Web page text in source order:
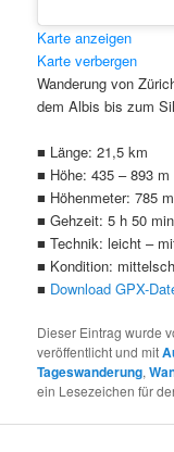
Karte anzeigen
Karte verbergen
Wanderung von
dem Albis bis zum
■ Länge: 21,5 km
■ Höhe: 435 – 893 m
■ Höhenmeter: 785 m
■ Gehzeit: 5 h 50 min
■ Technik: leicht –
■ Kondition:
■ Download GPX-
Dieser Eintrag wurde
veröffentlicht und mit
Tageswanderung,
ein Lesezeichen für